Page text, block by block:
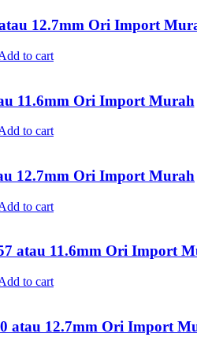
Rp16.382.000.12.7mm Ori Import
to cart
11.6mm Ori Import Murah
to cart
12.7mm Ori Import Murah
to cart
atau 11.6mm Ori Import
to cart
atau 12.7mm Ori Import